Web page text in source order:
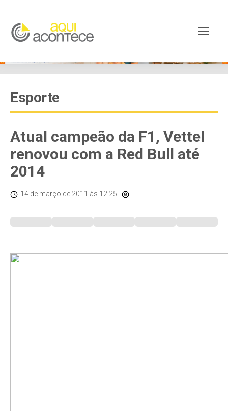
Esporte
Atual campeão da F1, Vettel
renovou com a Red Bull até
2014
14 de março de 2011 às 12:25